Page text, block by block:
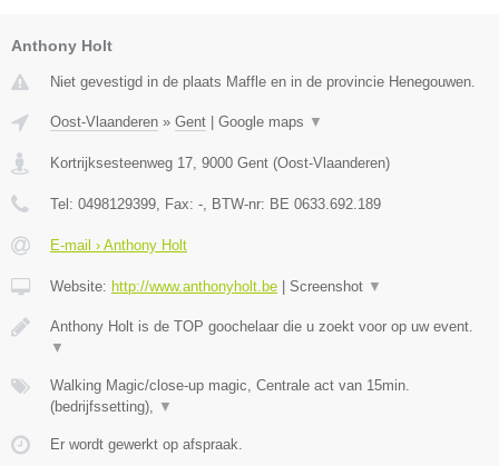
Anthony Holt
Niet gevestigd in de plaats Maffle en in de provincie Henegouwen.
Oost-Vlaanderen » Gent Google maps ▼
Kortrijksesteenweg 17, 9000 Gent (Oost-Vlaanderen)
Tel: 0498129399, Fax: -, BTW-nr: BE 0633.692.189
E-mail › Anthony Holt
Website: http://www.anthonyholt.be Screenshot ▼
Anthony Holt is de TOP goochelaar die u zoekt voor op uw event.
▼
Walking Magic/close-up magic, Centrale act van 15min.
(bedrijfssetting), ▼
Er wordt gewerkt op afspraak.